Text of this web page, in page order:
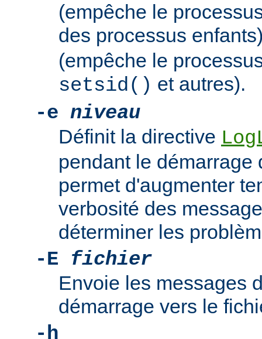
(empêche le
des processus
(empêche le
setsid() et autres).
-e niveau
Définit la directive
pendant le démarrage
permet d'augmenter
verbosité des
déterminer les
-E fichier
Envoie les messages
démarrage vers le
-h